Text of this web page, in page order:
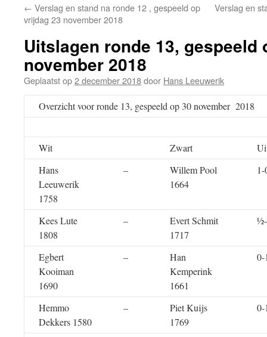
← Verslag en stand na ronde 12 , gespeeld op
vrijdag 23 november 2018
Verslag en
Uitslagen ronde 13, gespeeld
november 2018
Geplaatst op2 december 2018door Hans Leeuwerik
Overzicht voor ronde 13, gespeeld op 30 november 2018
Wit Zwart
Hans
Leeuwerik
1758
–
Willem Pool
1664
Kees Lute
1808
–
Evert Schmit
1717
Egbert
Kooiman
1690
–
Han
Kemperink
1661
0-
Hemmo
Dekkers 1580
–
Piet Kuijs
1769
0-